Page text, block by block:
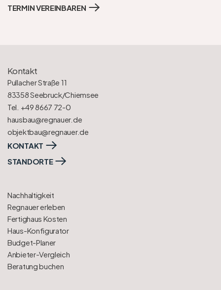
TERMIN VEREINBAREN
Kontakt
Pullacher Straße 11
83358 Seebruck/Chiemsee
Tel. +49 8667 72-0
hausbau@regnauer.de
objektbau@regnauer.de
KONTAKT
STANDORTE
Nachhaltigkeit
Regnauer erleben
Fertighaus Kosten
Haus-Konfigurator
Budget-Planer
Anbieter-Vergleich
Beratung buchen